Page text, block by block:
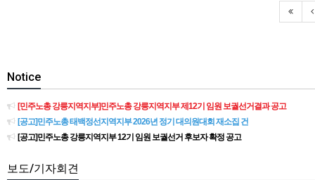
Notice
[민주노총 강릉지역지부]민주노총 강릉지역지부 제12기 임원 보궐선거결과 공고
[공고]민주노총 태백정선지역지부 2026년 정기 대의원대회 재소집 건
[공고]민주노총 강릉지역지부 12기 임원 보궐선거 후보자 확정 공고
보도/기자회견